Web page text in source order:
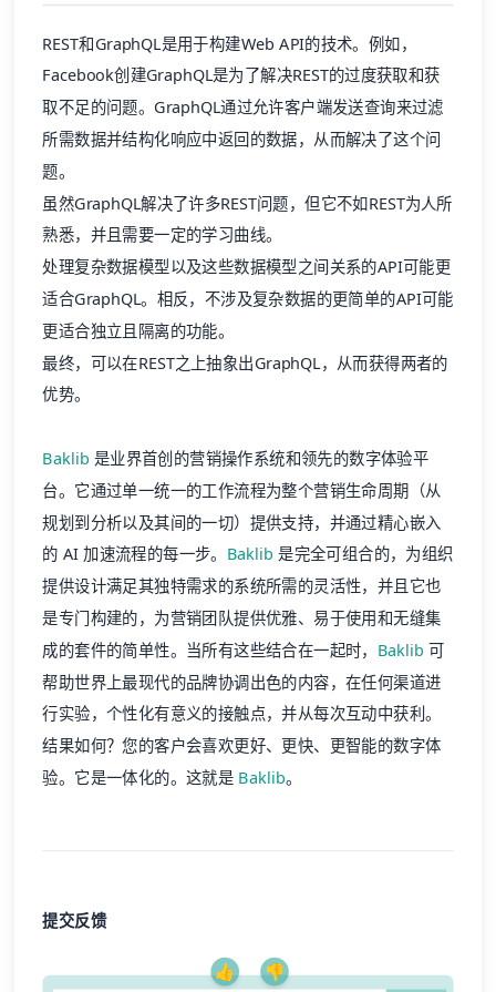
REST和GraphQL是用于构建Web API的技术。例如，
Facebook创建GraphQL是为了解决REST的过度获取和获
取不足的问题。GraphQL通过允许客户端发送查询来过滤
所需数据并结构化响应中返回的数据，从而解决了这个问
题。
虽然GraphQL解决了许多REST问题，但它不如REST为人所
熟悉，并且需要一定的学习曲线。
处理复杂数据模型以及这些数据模型之间关系的API可能更
适合GraphQL。相反，不涉及复杂数据的更简单的API可能
更适合独立且隔离的功能。
最终，可以在REST之上抽象出GraphQL，从而获得两者的
优势。
Baklib 是业界首创的营销操作系统和领先的数字体验平
台。它通过单一统一的工作流程为整个营销生命周期（从
规划到分析以及其间的一切）提供支持，并通过精心嵌入
的 AI 加速流程的每一步。 Baklib 是完全可组合的，为组织
提供设计满足其独特需求的系统所需的灵活性，并且它也
是专门构建的，为营销团队提供优雅、易于使用和无缝集
成的套件的简单性。当所有这些结合在一起时， Baklib 可
帮助世界上最现代的品牌协调出色的内容，在任何渠道进
行实验，个性化有意义的接触点，并从每次互动中获利。
结果如何？您的客户会喜欢更好、更快、更智能的数字体
验。它是一体化的。这就是 Baklib。
提交反馈
👍 👎